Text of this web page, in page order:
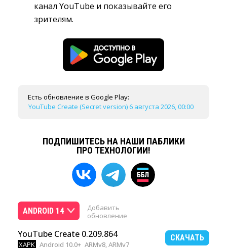
канал YouTube и показывайте его
зрителям.
Есть обновление в Google Play:
YouTube Create (Secret version) 6 августа 2026, 00:00
ПОДПИШИТЕСЬ НА НАШИ ПАБЛИКИ
ПРО ТЕХНОЛОГИИ!
ANDROID 14
Добавить
обновление
YouTube Create 0.209.864
XAPK Android 10.0+ ARMv8, ARMv7
СКАЧАТЬ